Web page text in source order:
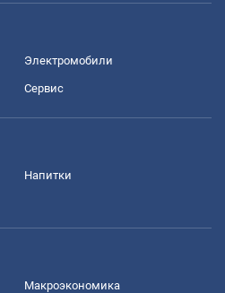
Электромобили
Сервис
Напитки
Mакроэкономика